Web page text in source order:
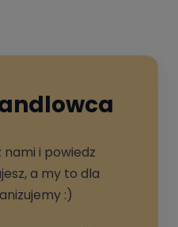
nami i powiedz
a my to dla
:)